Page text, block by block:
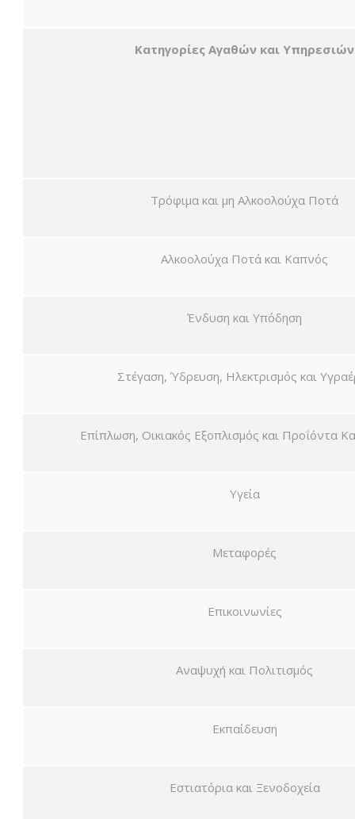
Κατηγορίες Αγαθών και Υπηρεσιών
Τρόφιμα και μη Αλκοολούχα Ποτά
Αλκοολούχα Ποτά και Καπνός
Ένδυση και Υπόδηση
Στέγαση, Ύδρευση, Ηλεκτρισμός και
Επίπλωση, Οικιακός Εξοπλισμός και Προΐόντα
Υγεία
Μεταφορές
Επικοινωνίες
Αναψυχή και Πολιτισμός
Εκπαίδευση
Εστιατόρια και Ξενοδοχεία